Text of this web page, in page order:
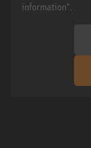
information".